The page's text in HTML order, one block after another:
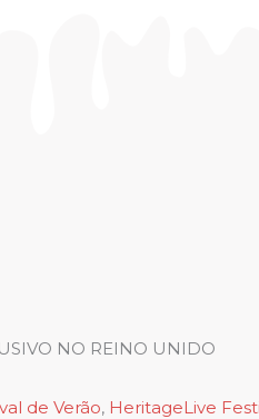
NO REINO UNIDO
de Verão, HeritageLive